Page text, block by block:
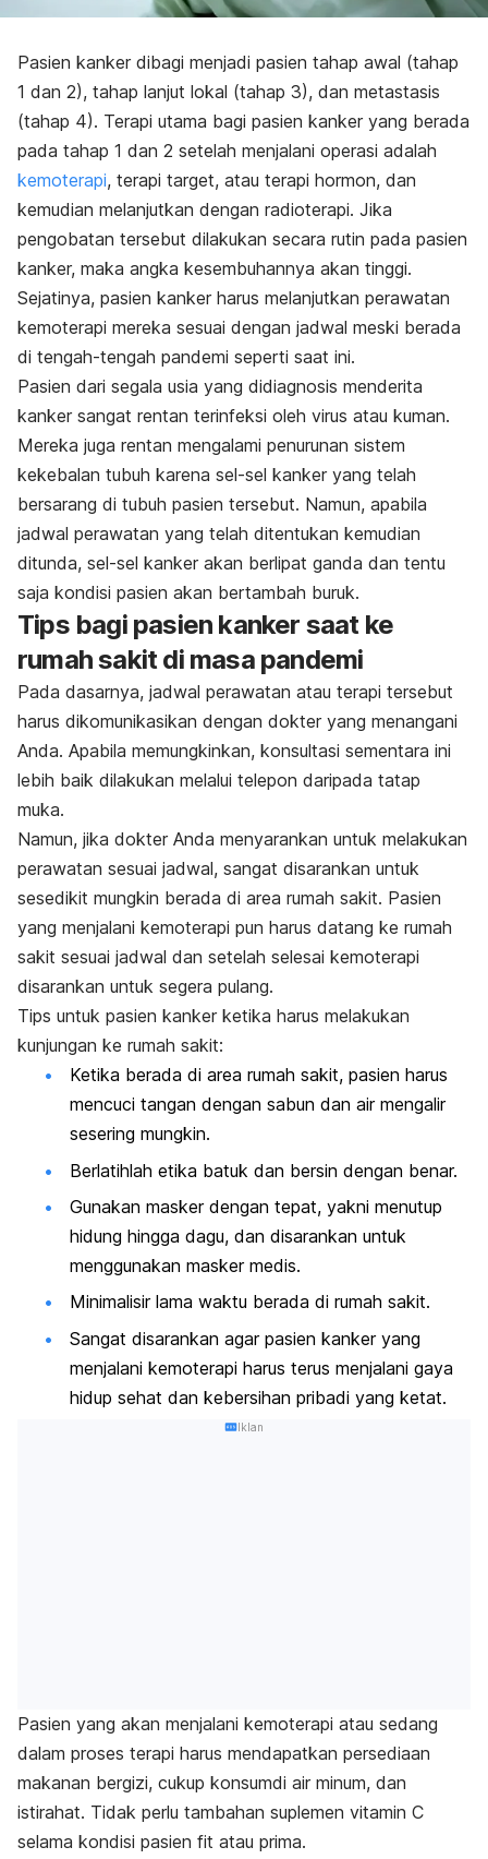
Pasien kanker dibagi menjadi pasien tahap awal (tahap
1 dan 2), tahap lanjut lokal (tahap 3), dan metastasis
(tahap 4). Terapi utama bagi pasien kanker yang berada
pada tahap 1 dan 2 setelah menjalani operasi adalah
kemoterapi, terapi target, atau terapi hormon, dan
kemudian melanjutkan dengan radioterapi. Jika
pengobatan tersebut dilakukan secara rutin pada pasien
kanker, maka angka kesembuhannya akan tinggi.
Sejatinya, pasien kanker harus melanjutkan perawatan
kemoterapi mereka sesuai dengan jadwal meski berada
di tengah-tengah pandemi seperti saat ini.
Pasien dari segala usia yang didiagnosis menderita
kanker sangat rentan terinfeksi oleh virus atau kuman.
Mereka juga rentan mengalami penurunan sistem
kekebalan tubuh karena sel-sel kanker yang telah
bersarang di tubuh pasien tersebut. Namun, apabila
jadwal perawatan yang telah ditentukan kemudian
ditunda, sel-sel kanker akan berlipat ganda dan tentu
saja kondisi pasien akan bertambah buruk.
Tips bagi pasien kanker saat ke
rumah sakit di masa pandemi
Pada dasarnya, jadwal perawatan atau terapi tersebut
harus dikomunikasikan dengan dokter yang menangani
Anda. Apabila memungkinkan, konsultasi sementara ini
lebih baik dilakukan melalui telepon daripada tatap
muka.
Namun, jika dokter Anda menyarankan untuk melakukan
perawatan sesuai jadwal, sangat disarankan untuk
sesedikit mungkin berada di area rumah sakit. Pasien
yang menjalani kemoterapi pun harus datang ke rumah
sakit sesuai jadwal dan setelah selesai kemoterapi
disarankan untuk segera pulang.
Tips untuk pasien kanker ketika harus melakukan
kunjungan ke rumah sakit:
Ketika berada di area rumah sakit, pasien harus
mencuci tangan dengan sabun dan air mengalir
sesering mungkin.
Berlatihlah etika batuk dan bersin dengan benar.
Gunakan masker dengan tepat, yakni menutup
hidung hingga dagu, dan disarankan untuk
menggunakan masker medis.
Minimalisir lama waktu berada di rumah sakit.
Sangat disarankan agar pasien kanker yang
menjalani kemoterapi harus terus menjalani gaya
hidup sehat dan kebersihan pribadi yang ketat.
Iklan
Pasien yang akan menjalani kemoterapi atau sedang
dalam proses terapi harus mendapatkan persediaan
makanan bergizi, cukup konsumdi air minum, dan
istirahat. Tidak perlu tambahan suplemen vitamin C
selama kondisi pasien fit atau prima.